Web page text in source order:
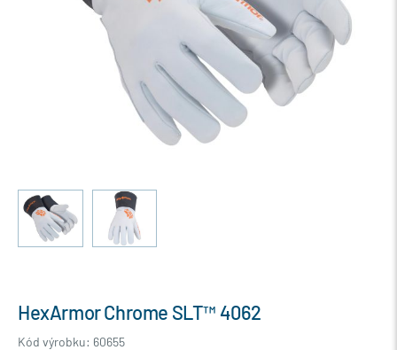
HexArmor Chrome SLT™ 4062
Kód výrobku: 60655